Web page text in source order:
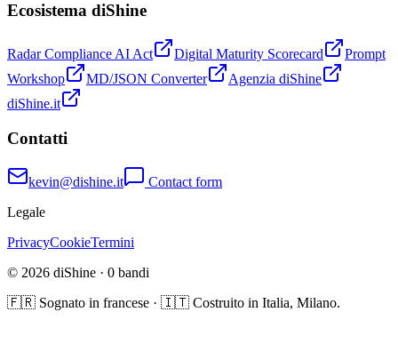
Ecosistema diShine
Radar Compliance AI Act Digital Maturity Scorecard
Prompt
Workshop
MD/JSON Converter
Agenzia diShine
diShine.it
Contatti
kevin@dishine.it
Contact form
Legale
PrivacyCookieTermini
© 2026 diShine · 0 bandi
🇫🇷 Sognato in francese · 🇮🇹 Costruito in Italia, Milano.